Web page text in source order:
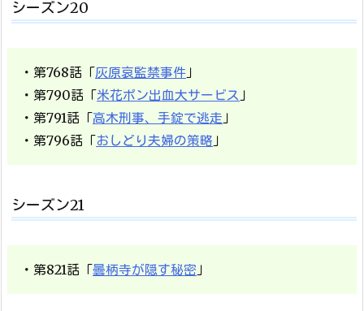
シーズン20
・第768話「灰原哀監禁事件」
・第790話「米花ポン出血大サービス」
・第791話「高木刑事、手錠で逃走」
・第796話「おしどり夫婦の策略」
シーズン21
・第821話「曇柄寺が隠す秘密」